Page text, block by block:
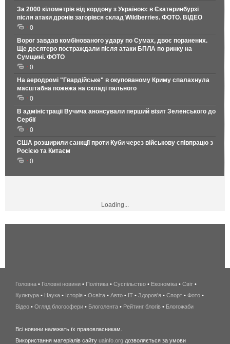
За 2000 кілометрів від кордону з Україною: в Єкатеринбурзі
після атаки дронів загорівся склад Wildberries. ФОТО. ВІДЕО
0
Ворог завдав комбінованого удару по Сумах, двоє поранених.
Ще десятеро постраждали після атаки БПЛА по ринку на
Сумщині. ФОТО
0
На аеродромі "Гвардійське" в окупованому Криму спалахнула
масштабна пожежа на складі пального
0
В адміністрації Вучича анонсували перший візит Зеленського до
Сербії
0
США розширили санкції проти Куби через військову співпрацю з
Росією та Китаєм
0
Loading...
беспроводной
интернет
киев
wimax
Головна • Головні новини • Політика • Суспільство • Економіка • Світ •
Культура • Наука • Історія • Освіта • Авто • IT • Здоров'я • Спорт • Фото •
Відео • Огляд блогосфери • Блоголента • Рейтинг блогів • Блогожаби
Всі новини належать їх правовласникам.
Використання матеріалів сайту uainfo.org дозволяється за умови